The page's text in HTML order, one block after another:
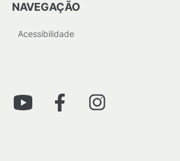
NAVEGAÇÃO
Acessibilidade